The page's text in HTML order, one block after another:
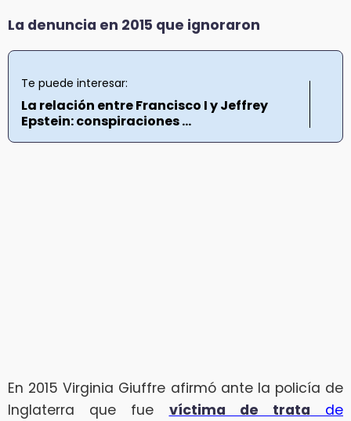
La denuncia en 2015 que ignoraron
Te puede interesar:
La relación entre Francisco I y Jeffrey
Epstein: conspiraciones ...
En 2015 Virginia Giuffre afirmó ante la policía de
Inglaterra que fue víctima de trata de